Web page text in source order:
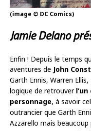
(image © DC Comics)
Jamie Delano
Enfin ! Depuis le temps
aventures de John
Garth Ennis, Warren
logique de retrouver
personnage, à savoir
outrancier que Garth
Azzarello mais